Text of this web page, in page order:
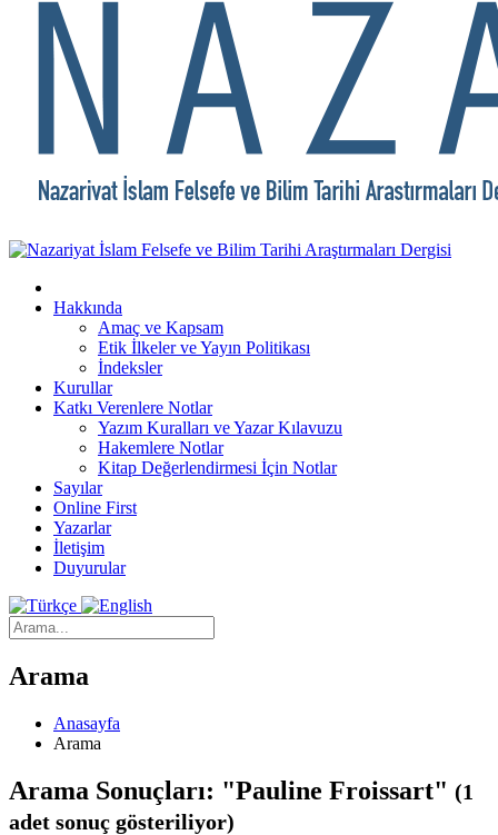
Hakkında
Amaç ve Kapsam
Etik İlkeler ve Yayın Politikası
İndeksler
Kurullar
Katkı Verenlere Notlar
Yazım Kuralları ve Yazar Kılavuzu
Hakemlere Notlar
Kitap Değerlendirmesi İçin Notlar
Sayılar
Online First
Yazarlar
İletişim
Duyurular
Arama
Anasayfa
Arama
Arama Sonuçları: "Pauline Froissart" (1
adet sonuç gösteriliyor)